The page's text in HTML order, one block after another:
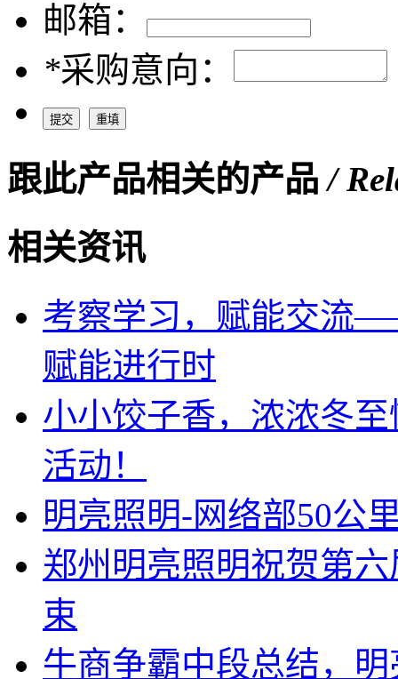
邮箱：
*采购意向：
跟此产品相关的产品/
相关资讯
考察学习，赋能交流
赋能进行时
小小饺子香，浓浓冬
活动！
明亮照明-网络部50公
郑州明亮照明祝贺第
束
牛商争霸中段总结，